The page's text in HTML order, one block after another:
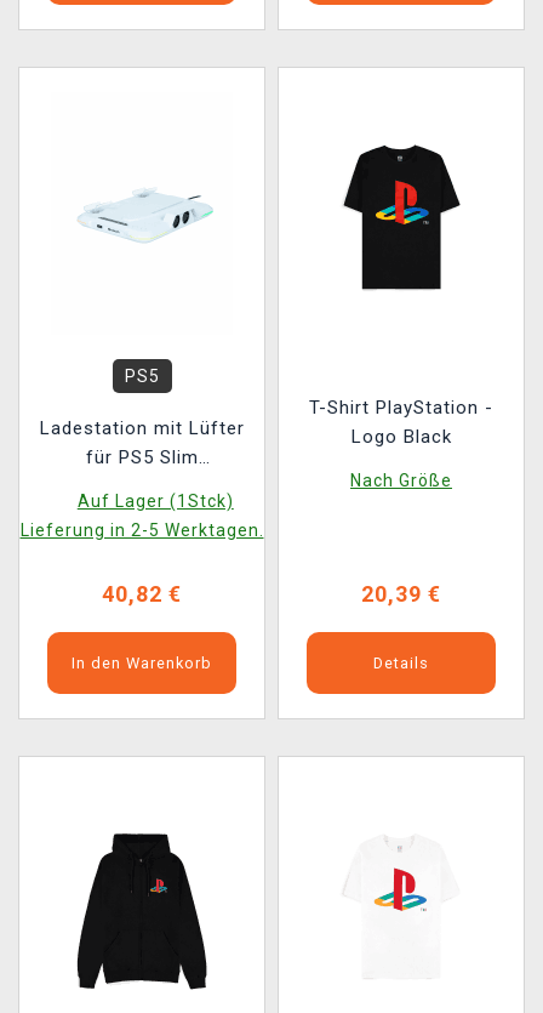
PS5
Ladestation mit Lüfter
für PS5 Slim
Auf Lager (1Stck)
Lieferung in 2-5 Werktagen.
40,82 €
In den Warenkorb
T-Shirt PlayStation -
Logo Black
Nach Größe
20,39 €
Details